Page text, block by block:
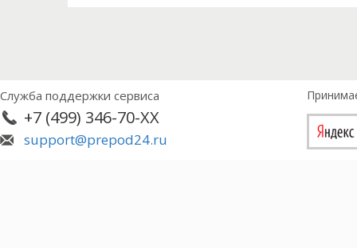
Служба поддержки сервиса
+7 (499) 346-70-XX
support@prepod24.ru